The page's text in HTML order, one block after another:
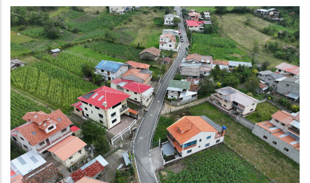
Hospital
Municipal
de
la
Ruralidad
en
El
Valle